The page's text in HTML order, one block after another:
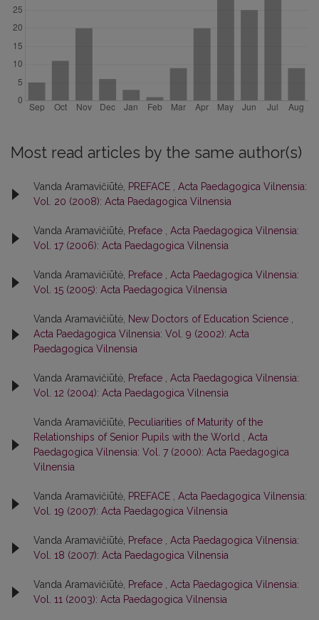
Most read articles by the same author(s)
Vanda Aramavičiūtė, PREFACE
Acta Paedagogica Vilnensia:
Vol. 20 (2008): Acta Paedagogica Vilnensia
Vanda Aramavičiūtė, Preface
Acta Paedagogica Vilnensia:
Vol. 17 (2006): Acta Paedagogica Vilnensia
Vanda Aramavičiūtė, Preface
Acta Paedagogica Vilnensia:
Vol. 15 (2005): Acta Paedagogica Vilnensia
Vanda Aramavičiūtė, New Doctors of Education Science
Acta Paedagogica Vilnensia: Vol. 9 (2002): Acta
Paedagogica Vilnensia
Vanda Aramavičiūtė, Preface
Acta Paedagogica Vilnensia:
Vol. 12 (2004): Acta Paedagogica Vilnensia
Vanda Aramavičiūtė, Peculiarities of Maturity of the
Relationships of Senior Pupils with the World
Acta
Paedagogica Vilnensia: Vol. 7 (2000): Acta Paedagogica
Vilnensia
Vanda Aramavičiūtė, PREFACE
Acta Paedagogica Vilnensia:
Vol. 19 (2007): Acta Paedagogica Vilnensia
Vanda Aramavičiūtė, Preface
Acta Paedagogica Vilnensia:
Vol. 18 (2007): Acta Paedagogica Vilnensia
Vanda Aramavičiūtė, Preface
Acta Paedagogica Vilnensia:
Vol. 11 (2003): Acta Paedagogica Vilnensia